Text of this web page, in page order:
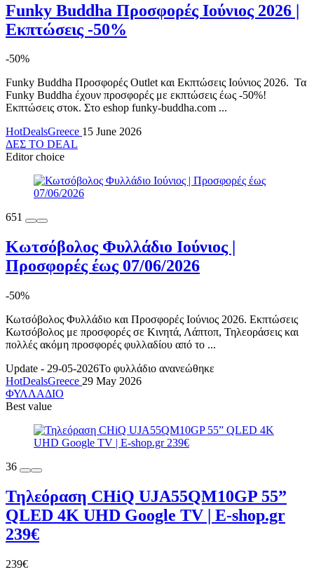
Funky Buddha Προσφορές Ιούνιος 2026 |
Εκπτώσεις -50%
-50%
Funky Buddha Προσφορές Outlet και Εκπτώσεις Ιούνιος 2026. Τα
Funky Buddha έχουν προσφορές με εκπτώσεις έως -50%!
Εκπτώσεις στοκ. Στο eshop funky-buddha.com ...
HotDealsGreece 15 June 2026
ΔΕΣ ΤΟ DEAL
Editor choice
651
Κωτσόβολος Φυλλάδιο Ιούνιος |
Προσφορές έως 07/06/2026
-50%
Κωτσόβολος Φυλλάδιο και Προσφορές Ιούνιος 2026. Εκπτώσεις
Κωτσόβολος με προσφορές σε Κινητά, Λάπτοπ, Τηλεοράσεις και
πολλές ακόμη προσφορές φυλλαδίου από το ...
Update - 29-05-2026Το φυλλάδιο ανανεώθηκε
HotDealsGreece 29 May 2026
ΦΥΛΛΑΔΙΟ
Best value
36
Τηλεόραση CHiQ UJA55QM10GP 55”
QLED 4K UHD Google TV | E-shop.gr
239€
239€